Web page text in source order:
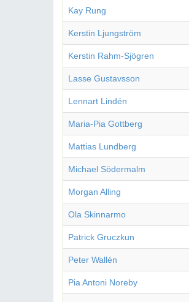
Kay Rung
Kerstin Ljungström
Kerstin Rahm-Sjögren
Lasse Gustavsson
Lennart Lindén
Maria-Pia Gottberg
Mattias Lundberg
Michael Södermalm
Morgan Alling
Ola Skinnarmo
Patrick Gruczkun
Peter Wallén
Pia Antoni Noreby